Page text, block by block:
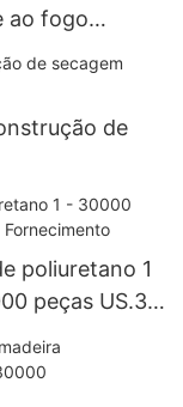
ao fogo
6000-29999
de
poliuretano 1
peças US.3